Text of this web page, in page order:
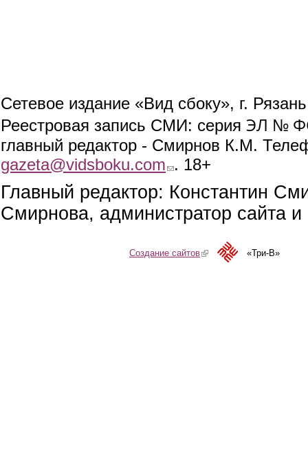
Сетевое издание «Вид сбоку», г.
Реестровая запись СМИ: серия ЭЛ №
главный редактор - Смирнов К.М.
gazeta@vidsboku.com (link sends e-mail)
. 18+
Главный редактор: Константин
Смирнова, администратор сайта
Создание сайтов(link is external)«Три-В»